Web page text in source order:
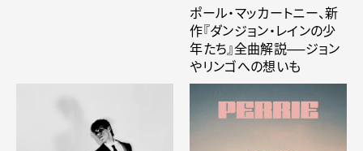
ポール・マッカートニー、新
作『ダンジョン・レインの少
年たち』全曲解説──ジョン
やリンゴへの想いも